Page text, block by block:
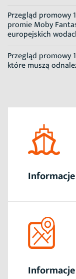
Przegląd promowy
promie Moby
europejskich
Przegląd promowy
które muszą